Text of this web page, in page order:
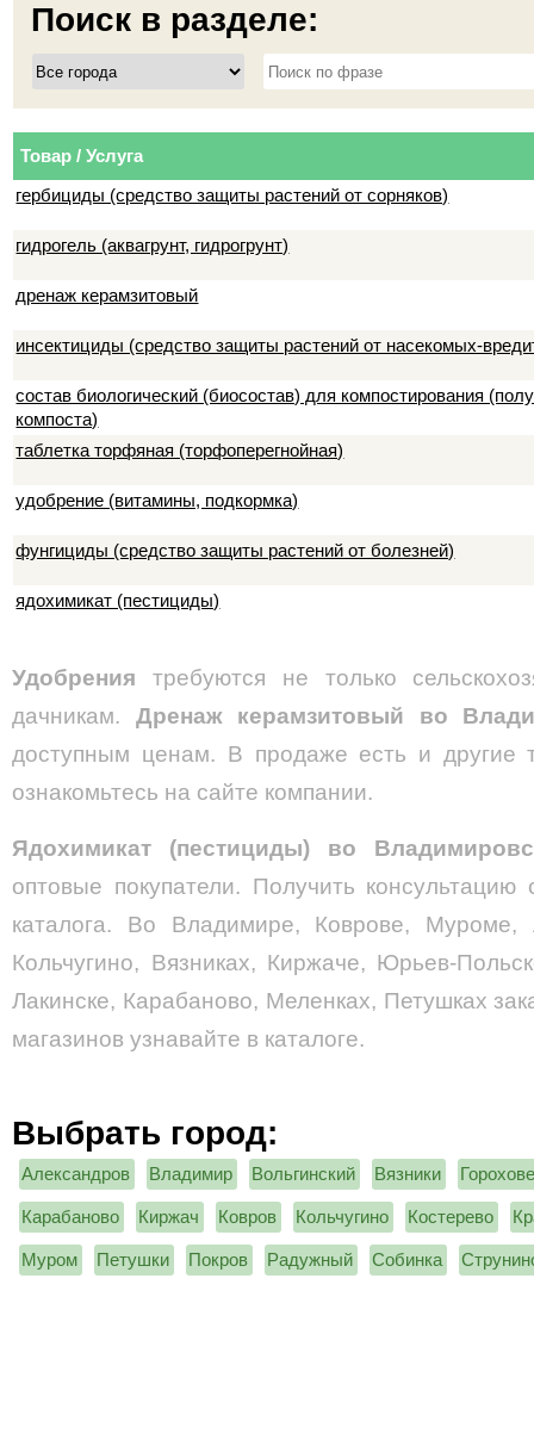
Поиск в разделе:
Товар / Услуга
гербициды (средство защиты растений от сорняков)
гидрогель (аквагрунт, гидрогрунт)
дренаж керамзитовый
инсектициды (средство защиты растений от насекомых-
состав биологический (биосостав) для компостирования
компоста)
таблетка торфяная (торфоперегнойная)
удобрение (витамины, подкормка)
фунгициды (средство защиты растений от болезней)
ядохимикат (пестициды)
Удобрения требуются не только
дачникам.Дренаж керамзитовый во
доступным ценам. В продаже есть и другие
ознакомьтесь на сайте компании.
Ядохимикат (пестициды) во
оптовые покупатели. Получить
каталога. Во Владимире, Коврове, Муроме,
Кольчугино, Вязниках, Киржаче, Юрьев-
Лакинске, Карабаново, Меленках, Петушках
магазинов узнавайте в каталоге.
Выбрать город:
Александров Владимир Вольгинский Вязники
Карабаново Киржач Ковров Кольчугино Костерево
Муром Петушки Покров Радужный Собинка